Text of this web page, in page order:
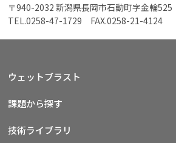
〒940-2032 新潟県長岡市石動町字金輪525
TEL.0258-47-1729 FAX.0258-21-4124
ウェットブラスト
課題から探す
技術ライブラリ